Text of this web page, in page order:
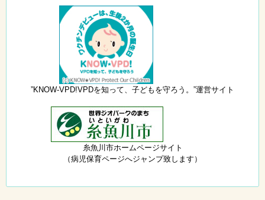
”KNOW-VPD!VPDを知って、子どもを守ろう。”運営サイト
糸魚川市ホームページサイト
（病児保育ページへジャンプ致します）